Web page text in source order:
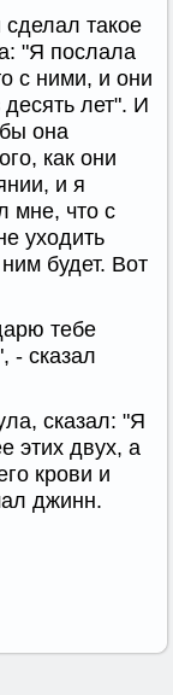
такое
"Я послала
с ними, и они
лет". И
она
как они
и я
мне, что с
уходить
будет. Вот
тебе
- сказал
сказал: "Я
этих двух, а
крови и
джинн.